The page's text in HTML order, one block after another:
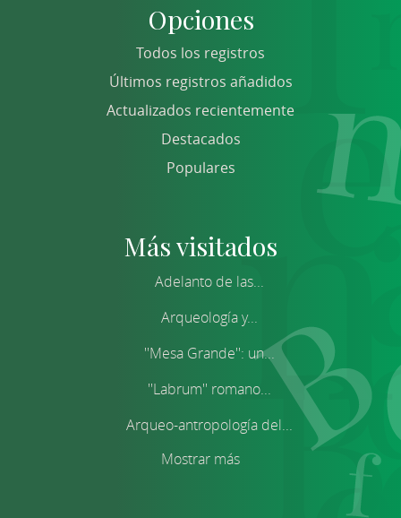
Opciones
Todos los registros
Últimos registros añadidos
Actualizados recientemente
Destacados
Populares
Más visitados
Adelanto de las...
Arqueología y...
''Mesa Grande'': un...
''Labrum'' romano...
Arqueo-antropología del...
Mostrar más